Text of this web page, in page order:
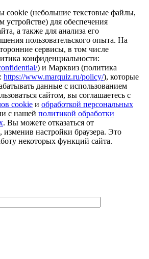
cookie (небольшие текстовые файлы,
устройстве) для обеспечения
а также для анализа его
пользовательского опыта. На
сервисы, в том числе
конфиденциальности:
) и Марквиз (политика
https://www.marquiz.ru/policy/), которые
данные с использованием
сайтом, вы соглашаетесь с
cookie и обработкой персональных
с нашей политикой обработки
. Вы можете отказаться от
изменив настройки браузера. Это
некоторых функций сайта.